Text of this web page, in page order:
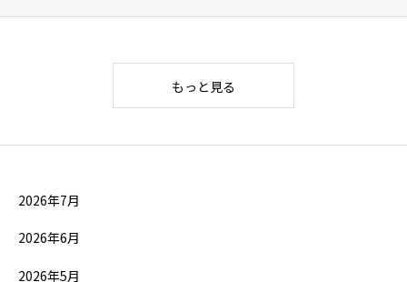
もっと見る
2026年7月
2026年6月
2026年5月